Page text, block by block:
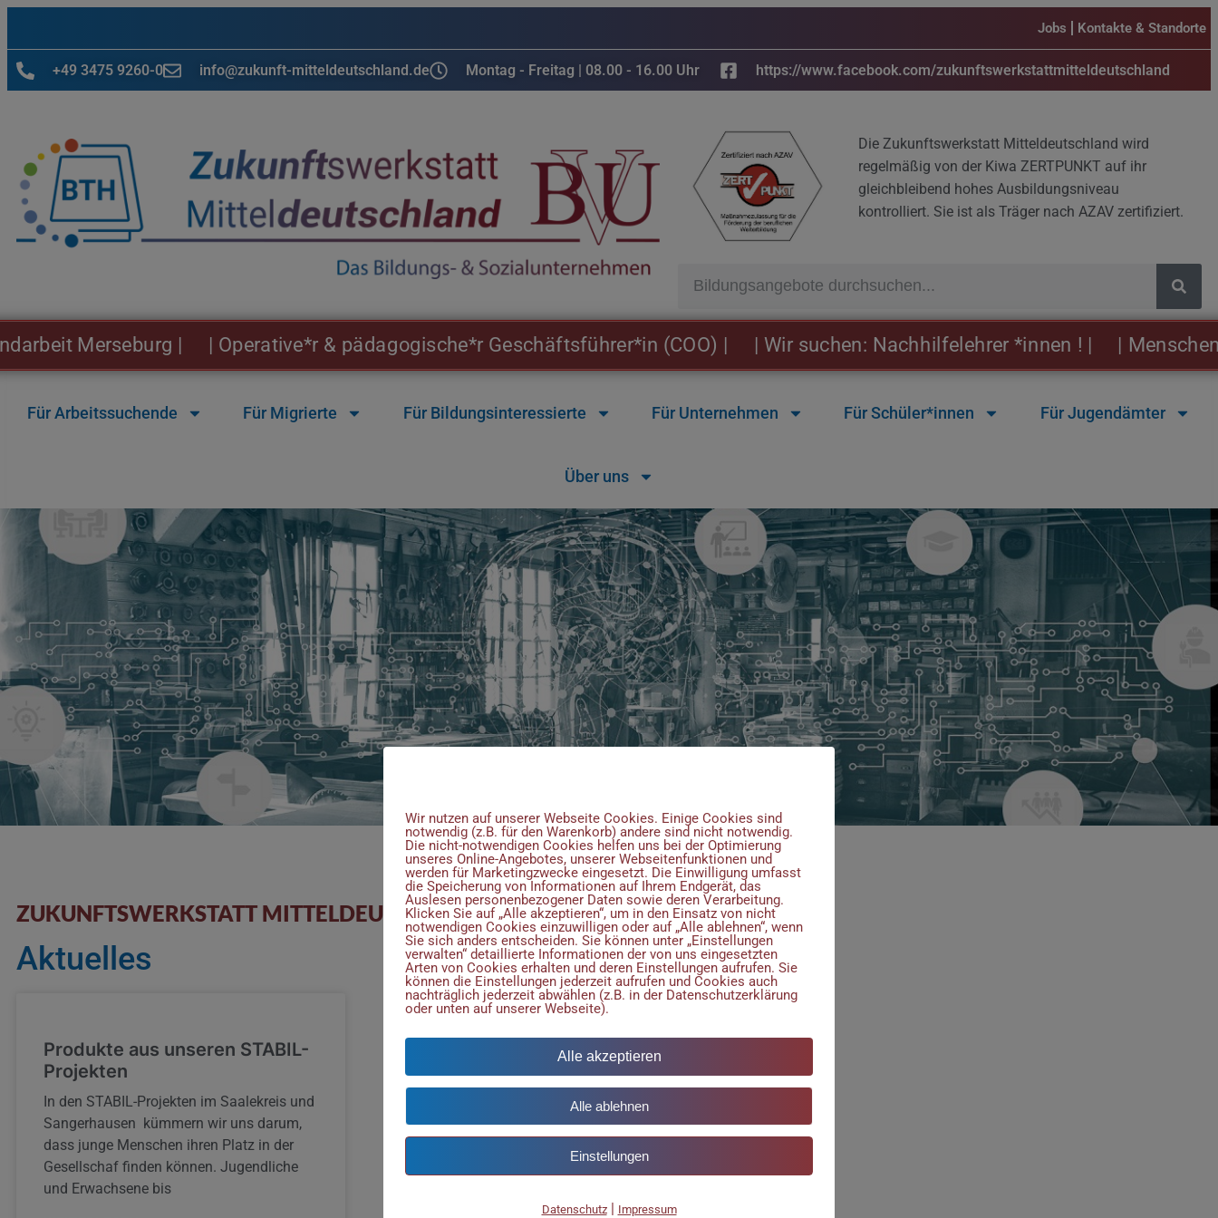
Jobs Kontakte & Standorte
+49 3475 9260-0 info@zukunft-mitteldeutschland.de Montag - Freitag | 08.00 - 16.00 Uhr https://www.facebook.com/zukunftswerkstattmitteldeutschland
Die Zukunftswerkstatt Mitteldeutschland wird
regelmäßig von der Kiwa ZERTPUNKT auf ihr
gleichbleibend hohes Ausbildungsniveau
kontrolliert. Sie ist als Träger nach AZAV zertifiziert.
Merseburg | | Operative*r & pädagogische*r Geschäftsführer*in (COO) | | Wir suchen: Nachhilfelehrer *innen ! | | Menschen
Für Arbeitssuchende Für Migrierte Für Bildungsinteressierte Für Unternehmen Für Schüler*innen Für Jugendämter
Über uns
ZUKUNFTSWERKSTATT MITTELDEUTSCHLAND
Aktuelles
Produkte aus unseren STABIL-
Projekten
In den STABIL-Projekten im Saalekreis und
Sangerhausen kümmern wir uns darum,
dass junge Menschen ihren Platz in der
Gesellschaf finden können. Jugendliche
und Erwachsene bis
Wir nutzen auf unserer Webseite Cookies. Einige Cookies sind
notwendig (z.B. für den Warenkorb) andere sind nicht notwendig.
Die nicht-notwendigen Cookies helfen uns bei der Optimierung
unseres Online-Angebotes, unserer Webseitenfunktionen und
werden für Marketingzwecke eingesetzt. Die Einwilligung umfasst
die Speicherung von Informationen auf Ihrem Endgerät, das
Auslesen personenbezogener Daten sowie deren Verarbeitung.
Klicken Sie auf „Alle akzeptieren“, um in den Einsatz von nicht
notwendigen Cookies einzuwilligen oder auf „Alle ablehnen“, wenn
Sie sich anders entscheiden. Sie können unter „Einstellungen
verwalten“ detaillierte Informationen der von uns eingesetzten
Arten von Cookies erhalten und deren Einstellungen aufrufen. Sie
können die Einstellungen jederzeit aufrufen und Cookies auch
nachträglich jederzeit abwählen (z.B. in der Datenschutzerklärung
oder unten auf unserer Webseite).
Alle akzeptieren
Alle ablehnen
Einstellungen
Datenschutz| Impressum